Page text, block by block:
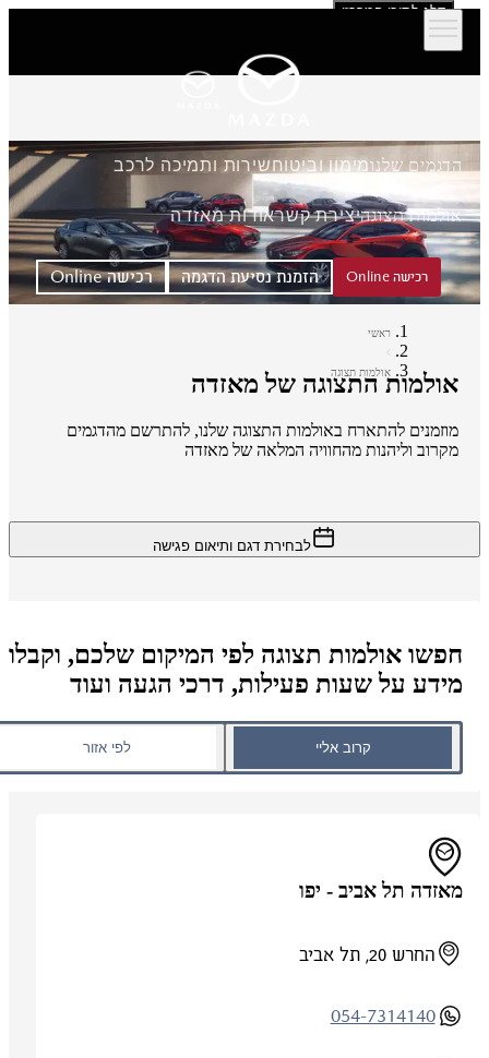
דלג לתוכן המרכזי
הדגמים שלנומימון וביטוחשירות ותמיכה לרכב
אולמות תצוגהיצירת קשראודות מאזדה
רכישה Online הזמנת נסיעת הדגמה רכישה Online
ראשי
אולמות תצוגה
אולמות התצוגה של מאזדה
מוזמנים להתארח באולמות התצוגה שלנו, להתרשם מהדגמים
מקרוב וליהנות מהחוויה המלאה של מאזדה
לבחירת דגם ותיאום פגישה
חפשו אולמות תצוגה לפי המיקום שלכם, וקבלו
מידע על שעות פעילות, דרכי הגעה ועוד
קרוב אליי לפי אזור
מאזדה תל אביב - יפו
החרש 20, תל אביב
054-7314140